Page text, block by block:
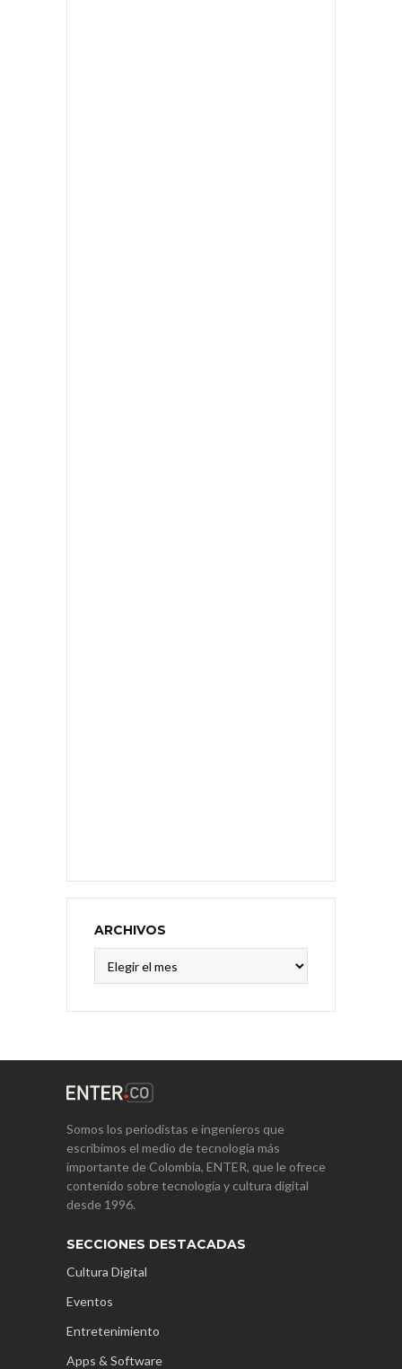
ARCHIVOS
Somos los periodistas e ingenieros que
escribimos el medio de tecnología más
importante de Colombia, ENTER, que le ofrece
contenido sobre tecnología y cultura digital
desde 1996.
SECCIONES DESTACADAS
Cultura Digital
Eventos
Entretenimiento
Apps & Software